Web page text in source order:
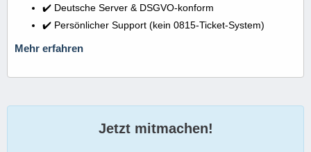
✔️ Deutsche Server & DSGVO-konform
✔️ Persönlicher Support (kein 0815-Ticket-System)
Mehr erfahren
Jetzt mitmachen!